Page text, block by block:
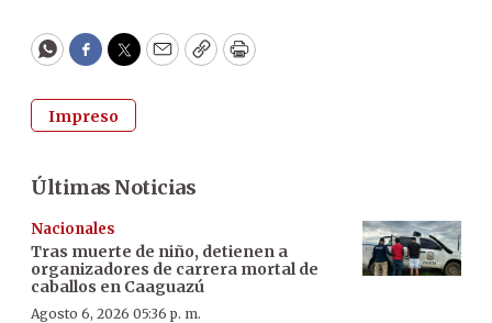
WhatsApp
Facebook
Twitter
EmailCopyPrint
Impreso
Últimas Noticias
Nacionales
Tras muerte de niño, detienen a
organizadores de carrera mortal de
caballos en Caaguazú
Agosto 6, 2026 05:36 p. m.